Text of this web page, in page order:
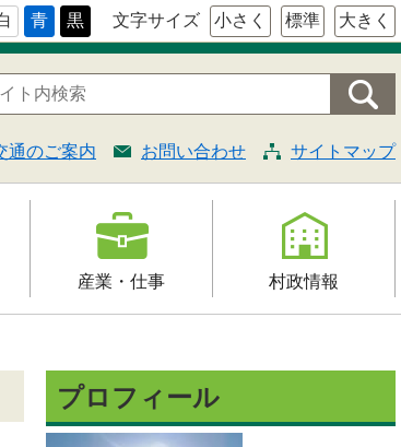
文字サイズ 小さく 標準 大きく
青 黒
通のご案内 お問い合わせ サイトマップ
産業・仕事
届出・証明・法令・規
村政情報
組織案内
村長の部屋
プロフィール